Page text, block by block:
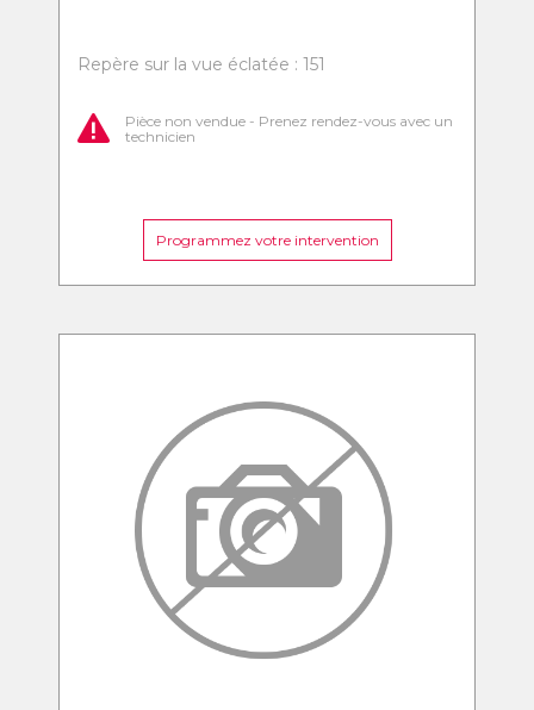
Repère sur la vue éclatée : 151
Pièce non vendue - Prenez rendez-vous avec un
technicien
Programmez votre intervention